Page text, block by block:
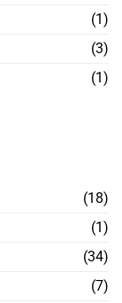
(1)
(3)
(1)
(18)
(1)
(34)
(7)